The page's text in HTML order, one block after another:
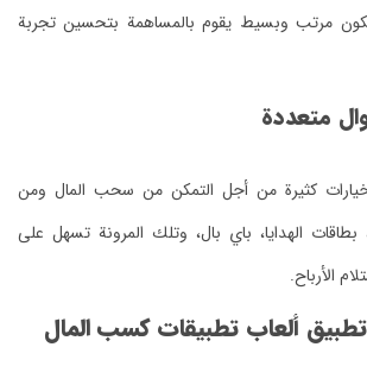
متعددة
الأرباح.
ألعاب تطبيقات كسب المال